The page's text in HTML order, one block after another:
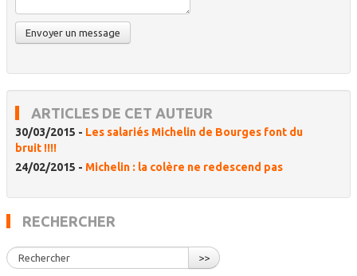
ARTICLES DE CET AUTEUR
30/03/2015 - Les salariés Michelin de Bourges font du
bruit !!!!
24/02/2015 - Michelin : la colère ne redescend pas
RECHERCHER
>>